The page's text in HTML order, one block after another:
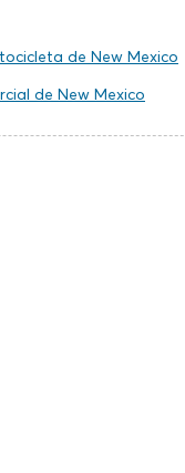
de New Mexico
de New Mexico